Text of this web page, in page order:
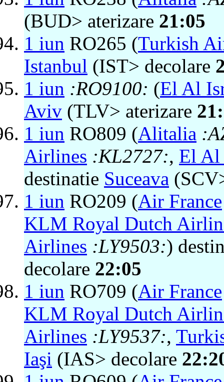
(BUD> aterizare 21:05
1 iun RO265 (Turkish
Istanbul (IST> decolare
1 iun :RO9100: (El Al
Aviv (TLV> aterizare
1 iun RO809 (Alitalia
Airlines :KL2727:, El Al
destinatie Suceava
1 iun RO209 (Air France
KLM Royal Dutch
Airlines :LY9503:)
decolare 22:05
1 iun RO709 (Air France
KLM Royal Dutch
Airlines :LY9537:,
Iaşi (IAS> decolare